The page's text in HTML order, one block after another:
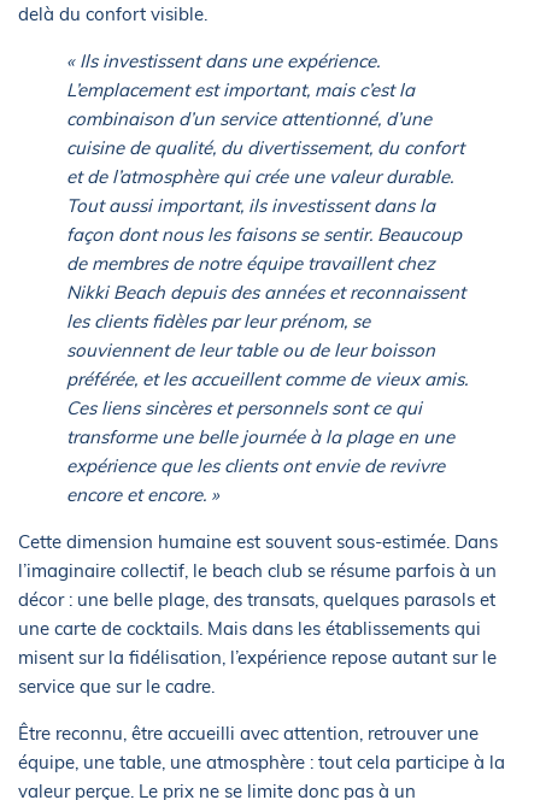
delà du confort visible.
« Ils investissent dans une expérience.
L’emplacement est important, mais c’est la
combinaison d’un service attentionné, d’une
cuisine de qualité, du divertissement, du confort
et de l’atmosphère qui crée une valeur durable.
Tout aussi important, ils investissent dans la
façon dont nous les faisons se sentir. Beaucoup
de membres de notre équipe travaillent chez
Nikki Beach depuis des années et reconnaissent
les clients fidèles par leur prénom, se
souviennent de leur table ou de leur boisson
préférée, et les accueillent comme de vieux amis.
Ces liens sincères et personnels sont ce qui
transforme une belle journée à la plage en une
expérience que les clients ont envie de revivre
encore et encore. »
Cette dimension humaine est souvent sous-estimée. Dans
l’imaginaire collectif, le beach club se résume parfois à un
décor : une belle plage, des transats, quelques parasols et
une carte de cocktails. Mais dans les établissements qui
misent sur la fidélisation, l’expérience repose autant sur le
service que sur le cadre.
Être reconnu, être accueilli avec attention, retrouver une
équipe, une table, une atmosphère : tout cela participe à la
valeur perçue. Le prix ne se limite donc pas à un